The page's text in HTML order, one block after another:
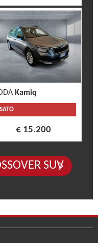
Kamiq
€ 15.200
SUV